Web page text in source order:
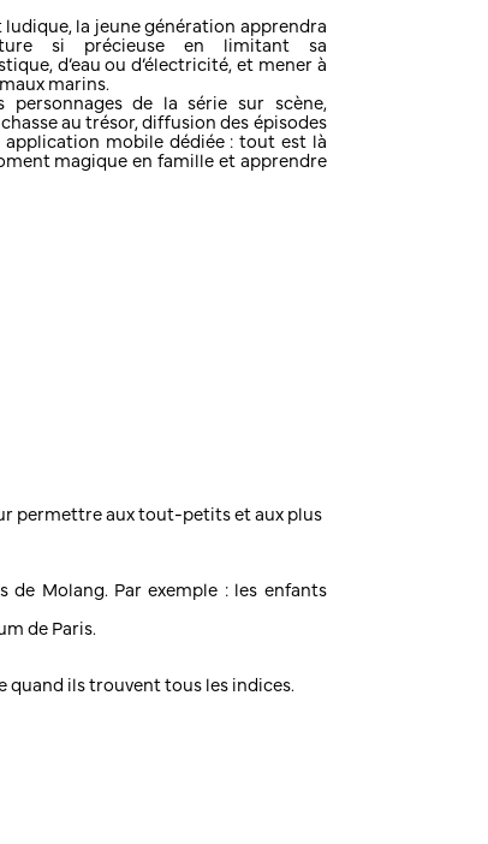
la jeune génération apprendra
si précieuse en limitant sa
d’eau ou d’électricité, et mener à
marins.
personnages de la série sur scène,
au trésor, diffusion des épisodes
application mobile dédiée : tout est là
magique en famille et apprendre
permettre aux tout-petits et aux plus
de Molang. Par exemple : les enfants
de Paris.
quand ils trouvent tous les indices.